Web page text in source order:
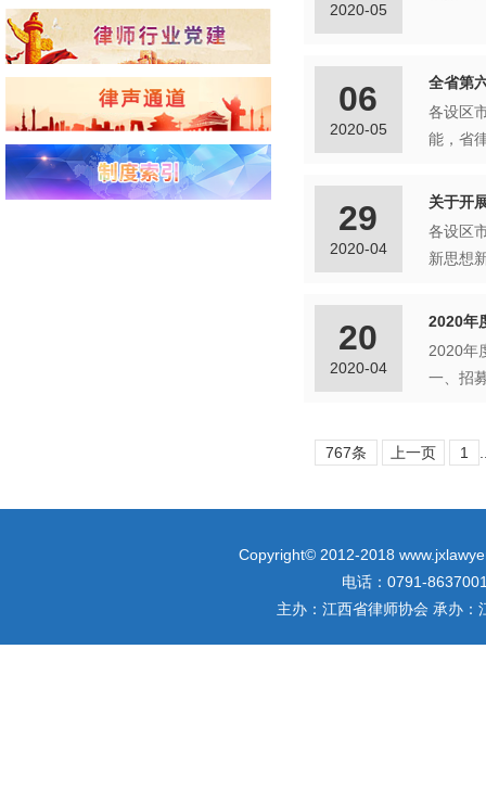
2020-05
06
2020-05
全省第
各设区
29
2020-04
关于开
各设区市律师
20
2020-04
2020年
2020年
767条 上一页 1
Copyright© 2012-2018
电话：0791-
主办：江西省律师协会 承办